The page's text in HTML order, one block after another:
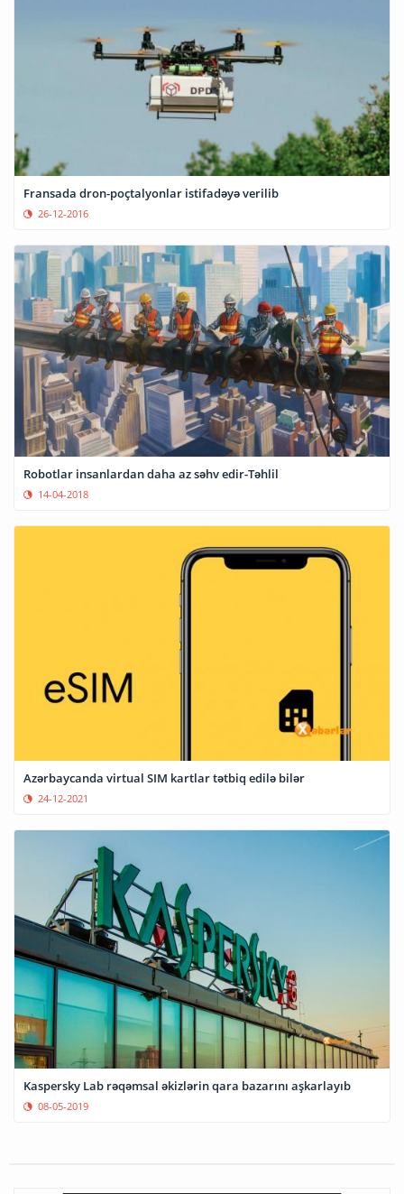
Fransada dron-poçtalyonlar istifadəyə verilib
26-12-2016
Robotlar insanlardan daha az səhv edir-Təhlil
14-04-2018
Azərbaycanda virtual SIM kartlar tətbiq edilə bilər
24-12-2021
Kaspersky Lab rəqəmsal əkizlərin qara bazarını aşkarlayıb
08-05-2019